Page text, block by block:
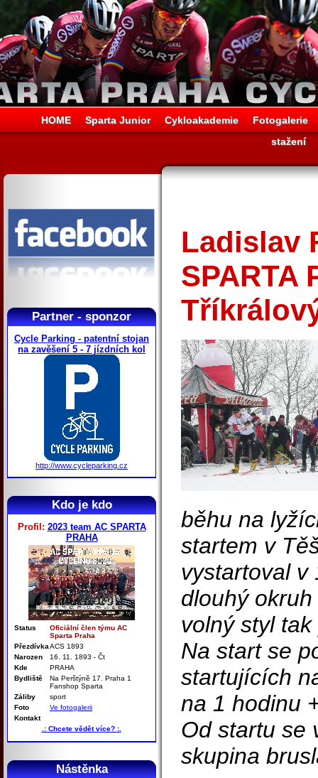
HOME Sparta Junior Cykloakademie
Fotogalerie
stažení
Partner - sponzor
Cycle Parking - patentní stojan
na zavěšení 5 - 7 jízdních kol
http://www.cycleparking.cz
Kdo je kdo
Profil: 2023 team AC SPARTA
PRAHA
Status
Oficiální člen týmu AC
Sparta Praha
PřezdívkaACS 1893
Narozen
16. 11. 1893 - Čt
Kde
PRAHA
Bydliště
Na Perštýně 17. Praha 1
Fanshop Sparta
Záliby
sport
Foto
Ve fotogalerii
Kontakt
.: Chcete vědět více? :.
Nástěnka
Ladislav
SPARTA
běhu na
startem v
vystartoval v
dlouhý
volný styl
Na start se
startujících
na 1 hodinu
Od startu se
skupina